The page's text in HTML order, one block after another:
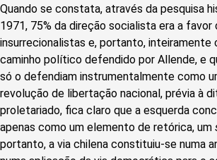
Quando se constata, através da pesquisa
1971, 75% da direção socialista era a favor
insurrecionalistas e, portanto, inteiramente
caminho político defendido por Allende, e
só o defendiam instrumentalmente como
revolução de libertação nacional, prévia à
proletariado, fica claro que a esquerda
apenas como um elemento de retórica, um
portanto, a via chilena constituiu-se numa